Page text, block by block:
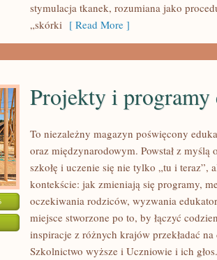
stymulacja tkanek, rozumiana jako
„skórki [ Read More ]
Projekty i programy
To niezależny magazyn poświęcony
oraz międzynarodowym. Powstał z myślą
szkołę i uczenie się nie tylko „tu i teraz”,
kontekście: jak zmieniają się programy,
oczekiwania rodziców, wyzwania
miejsce stworzone po to, by łączyć
inspiracje z różnych krajów przekładać na
Szkolnictwo wyższe i Uczniowie i ich